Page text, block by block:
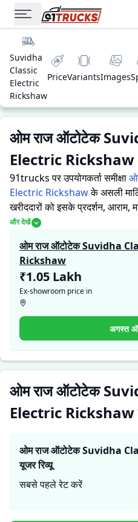
Suvidha
Classic
Electric
Rickshaw
PriceVariantsImages
ओम राज ऑटोटेक
Electric Rickshaw
91trucks पर उपयोगकर्ता समीक्षा
Electric Rickshawके असली
खरीददारों को इसके प्रदर्शन, आराम,
समझने में मदद करती हैं।
विशेषज्ञों द्वारा ऑटो रिक्शा की
के साथ-साथ, इस प्लेटफ़ॉर्म पर एक
ओम राज ऑटोटेक Suvidha
अपने अनुभव साझा करते हैं। ये सीधे
विश्वसनीयता के बारे में व्यावहारिक
खरीदार यह तय कर सकते हैं कि क्या
Classic Electric Rickshaw
और देखें
ओम राज ऑटोटेक Suvidha
Rickshaw
₹1.05 Lakh
Ex-showroom price in
अगस्त
ओम राज ऑटोटेक
Electric Rickshaw
ओम राज ऑटोटेक Suvidha
यूजर रिव्यू
सबसे पहले रेट करें